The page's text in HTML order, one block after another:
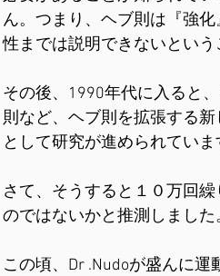
ん。つまり、ヘブ則は『強
性までは説明できないという
その後、1990年代に入ると
則など、ヘブ則を拡張する
として研究が進められていま
さて、そうすると１０万回
のではないかと推測しました
この頃、Dr .Nudoが盛んに運